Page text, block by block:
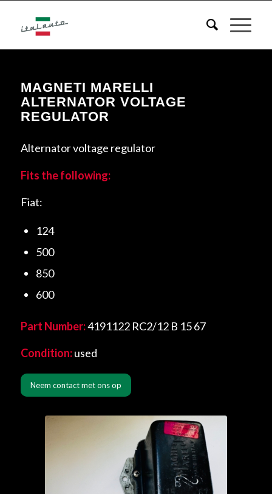
MAGNETI MARELLI
ALTERNATOR VOLTAGE
REGULATOR
Alternator voltage regulator
Fits the following:
Fiat:
124
500
850
600
Part Number:4191122 RC2/12 B 15 67
Condition:used
Neem contact met ons op